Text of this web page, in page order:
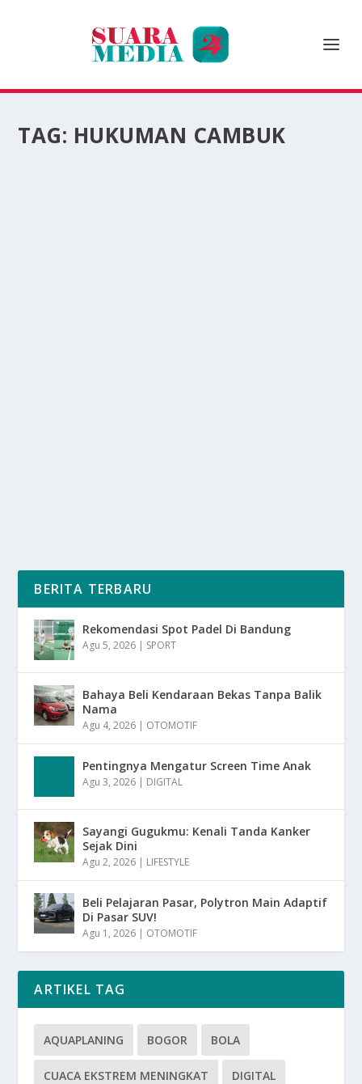
TAG: HUKUMAN CAMBUK
BERITA TERBARU
Rekomendasi Spot Padel Di Bandung
Agu 5, 2026 | SPORT
Bahaya Beli Kendaraan Bekas Tanpa Balik
Nama
Agu 4, 2026 | OTOMOTIF
Pentingnya Mengatur Screen Time Anak
Agu 3, 2026 | DIGITAL
Sayangi Gugukmu: Kenali Tanda Kanker
Sejak Dini
Agu 2, 2026 | LIFESTYLE
Beli Pelajaran Pasar, Polytron Main Adaptif
Di Pasar SUV!
Agu 1, 2026 | OTOMOTIF
ARTIKEL TAG
AQUAPLANING BOGOR BOLA
CUACA EKSTREM MENINGKAT DIGITAL